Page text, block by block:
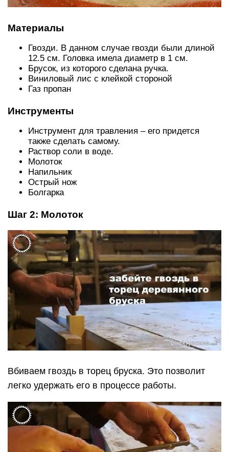
Материалы
Гвозди. В данном случае гвозди были длиной
12.5 см. Головка имела диаметр в 1 см.
Брусок, из которого сделана ручка.
Виниловый лис с клейкой стороной
Газ пропан
Инструменты
Инструмент для травления – его придется
также сделать самому.
Раствор соли в воде.
Молоток
Напильник
Острый нож
Болгарка
Шаг 2: Молоток
Вбиваем гвоздь в торец бруска. Это позволит
легко удержать его в процессе работы.